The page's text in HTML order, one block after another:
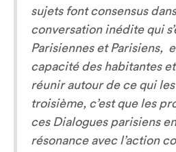
sujets font consensus
conversation inédite qui
Parisiennes et Parisiens,
capacité des habitantes
réunir autour de ce qui
troisième, c’est que les
ces Dialogues parisiens
résonance avec l’action